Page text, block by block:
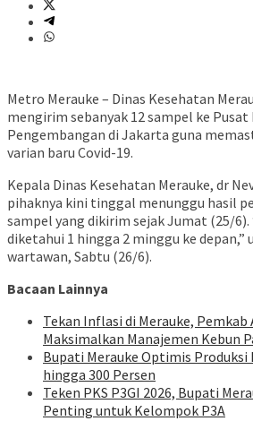
Metro Merauke – Dinas Kesehatan
mengirim sebanyak 12 sampel ke
Pengembangan di Jakarta guna
varian baru Covid-19.
Kepala Dinas Kesehatan Merauke, dr
pihaknya kini tinggal menunggu hasil
sampel yang dikirim sejak Jumat (25/6).
diketahui 1 hingga 2 minggu ke depan,”
wartawan, Sabtu (26/6).
Bacaan Lainnya
Tekan Inflasi di Merauke,
Maksimalkan Manajemen Kebun
Bupati Merauke Optimis
hingga 300 Persen
Teken PKS P3GI 2026, Bupati
Penting untuk Kelompok P3A